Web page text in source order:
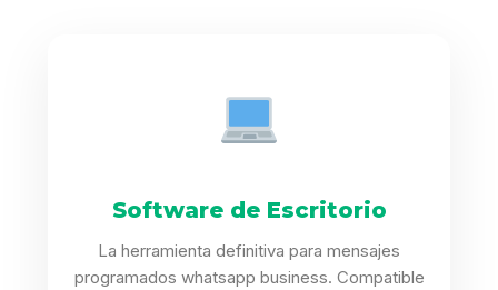
Software de Escritorio
La herramienta definitiva para mensajes
programados whatsapp business. Compatible